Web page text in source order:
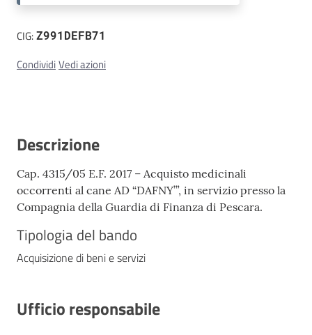
CIG:Z991DEFB71
CondividiVedi azioni
Descrizione
Cap. 4315/05 E.F. 2017 – Acquisto medicinali
occorrenti al cane AD “DAFNY’”, in servizio presso la
Compagnia della Guardia di Finanza di Pescara.
Tipologia del bando
Acquisizione di beni e servizi
Ufficio responsabile